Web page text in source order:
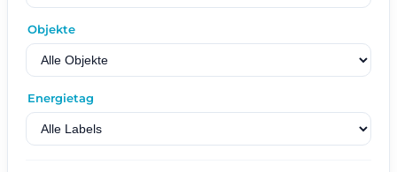
Objekte
Energietag